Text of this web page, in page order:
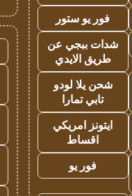
فور يو ستور
شدات ببجي عن
طريق الايدي
شحن يلا لودو
تابي تمارا
ايتونز امريكي
اقساط
فور يو